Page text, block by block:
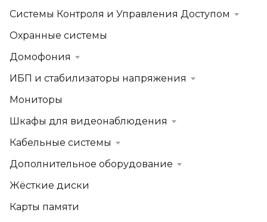
Системы Контроля и Управления Доступом
Охранные системы
Домофония
ИБП и стабилизаторы напряжения
Мониторы
Шкафы для видеонаблюдения
Кабельные системы
Дополнительное оборудование
Жёсткие диски
Карты памяти